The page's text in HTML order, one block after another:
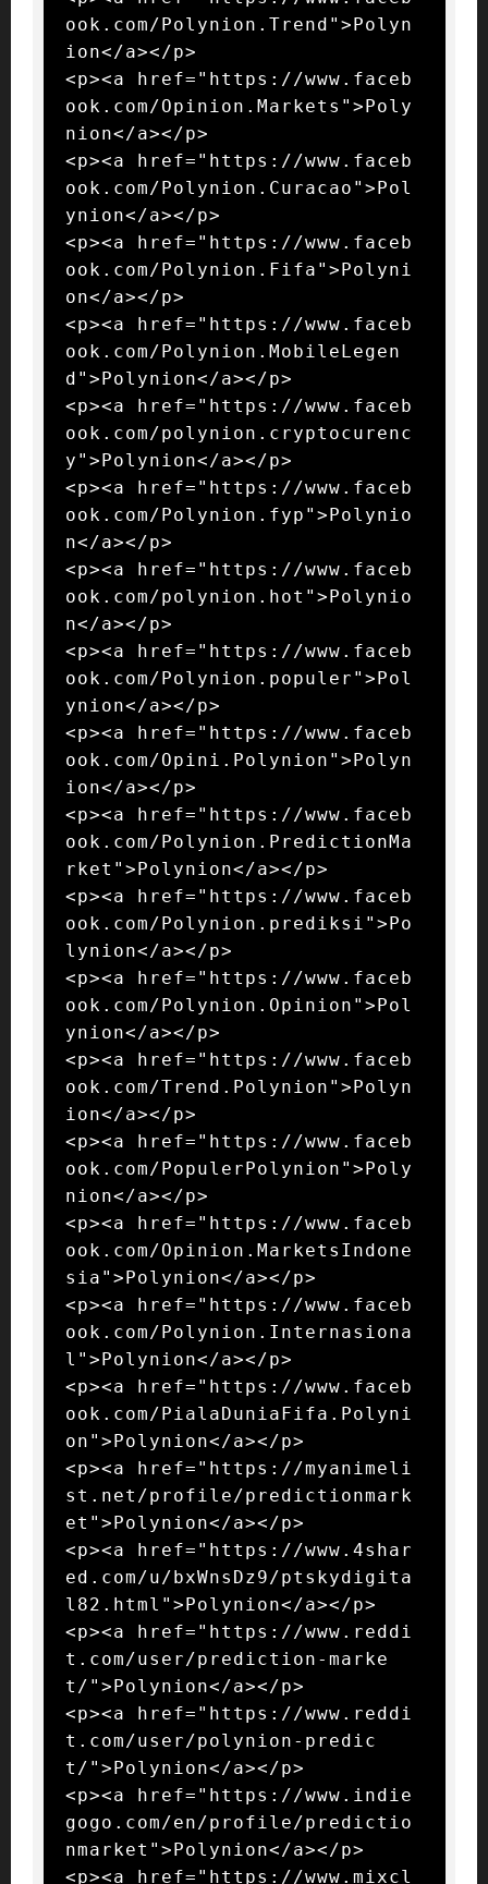
ook.com/Polynion.Trend">Polyn
ion</a></p>
<p><a href="https://www.faceb
ook.com/Opinion.Markets">Poly
nion</a></p>
<p><a href="https://www.faceb
ook.com/Polynion.Curacao">Pol
ynion</a></p>
<p><a href="https://www.faceb
ook.com/Polynion.Fifa">Polyni
on</a></p>
<p><a href="https://www.faceb
ook.com/Polynion.MobileLegen
d">Polynion</a></p>
<p><a href="https://www.faceb
ook.com/polynion.cryptocurenc
y">Polynion</a></p>
<p><a href="https://www.faceb
ook.com/Polynion.fyp">Polynio
n</a></p>
<p><a href="https://www.faceb
ook.com/polynion.hot">Polynio
n</a></p>
<p><a href="https://www.faceb
ook.com/Polynion.populer">Pol
ynion</a></p>
<p><a href="https://www.faceb
ook.com/Opini.Polynion">Polyn
ion</a></p>
<p><a href="https://www.faceb
ook.com/Polynion.PredictionMa
rket">Polynion</a></p>
<p><a href="https://www.faceb
ook.com/Polynion.prediksi">Po
lynion</a></p>
<p><a href="https://www.faceb
ook.com/Polynion.Opinion">Pol
ynion</a></p>
<p><a href="https://www.faceb
ook.com/Trend.Polynion">Polyn
ion</a></p>
<p><a href="https://www.faceb
ook.com/PopulerPolynion">Poly
nion</a></p>
<p><a href="https://www.faceb
ook.com/Opinion.MarketsIndone
sia">Polynion</a></p>
<p><a href="https://www.faceb
ook.com/Polynion.Internasiona
l">Polynion</a></p>
<p><a href="https://www.faceb
ook.com/PialaDuniaFifa.Polyni
on">Polynion</a></p>
<p><a href="https://myanimeli
st.net/profile/predictionmark
et">Polynion</a></p>
<p><a href="https://www.4shar
ed.com/u/bxWnsDz9/ptskydigita
l82.html">Polynion</a></p>
<p><a href="https://www.reddi
t.com/user/prediction-marke
t/">Polynion</a></p>
<p><a href="https://www.reddi
t.com/user/polynion-predic
t/">Polynion</a></p>
<p><a href="https://www.indie
gogo.com/en/profile/predictio
nmarket">Polynion</a></p>
<p><a href="https://www.mixcl